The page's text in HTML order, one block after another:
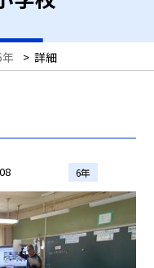
> 詳細
6年